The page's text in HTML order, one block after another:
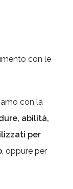
con le
con la
abilità,
per
, oppure per